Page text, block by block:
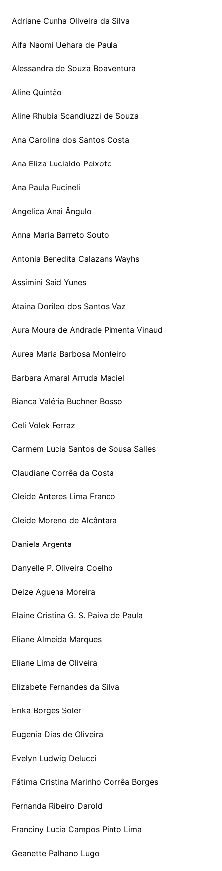
Adriane Cunha Oliveira da Silva
Aifa Naomi Uehara de Paula
Alessandra de Souza Boaventura
Aline Quintão
Aline Rhubia Scandiuzzi de Souza
Ana Carolina dos Santos Costa
Ana Eliza Lucialdo Peixoto
Ana Paula Pucineli
Angelica Anai Ângulo
Anna Maria Barreto Souto
Antonia Benedita Calazans Wayhs
Assimini Said Yunes
Ataina Dorileo dos Santos Vaz
Aura Moura de Andrade Pimenta Vinaud
Aurea Maria Barbosa Monteiro
Barbara Amaral Arruda Maciel
Bianca Valéria Buchner Bosso
Celi Volek Ferraz
Carmem Lucia Santos de Sousa Salles
Claudiane Corrêa da Costa
Cleide Anteres Lima Franco
Cleide Moreno de Alcântara
Daniela Argenta
Danyelle P. Oliveira Coelho
Deize Aguena Moreira
Elaine Cristina G. S. Paiva de Paula
Eliane Almeida Marques
Eliane Lima de Oliveira
Elizabete Fernandes da Silva
Erika Borges Soler
Eugenia Dias de Oliveira
Evelyn Ludwig Delucci
Fátima Cristina Marinho Corrêa Borges
Fernanda Ribeiro Darold
Franciny Lucia Campos Pinto Lima
Geanette Palhano Lugo